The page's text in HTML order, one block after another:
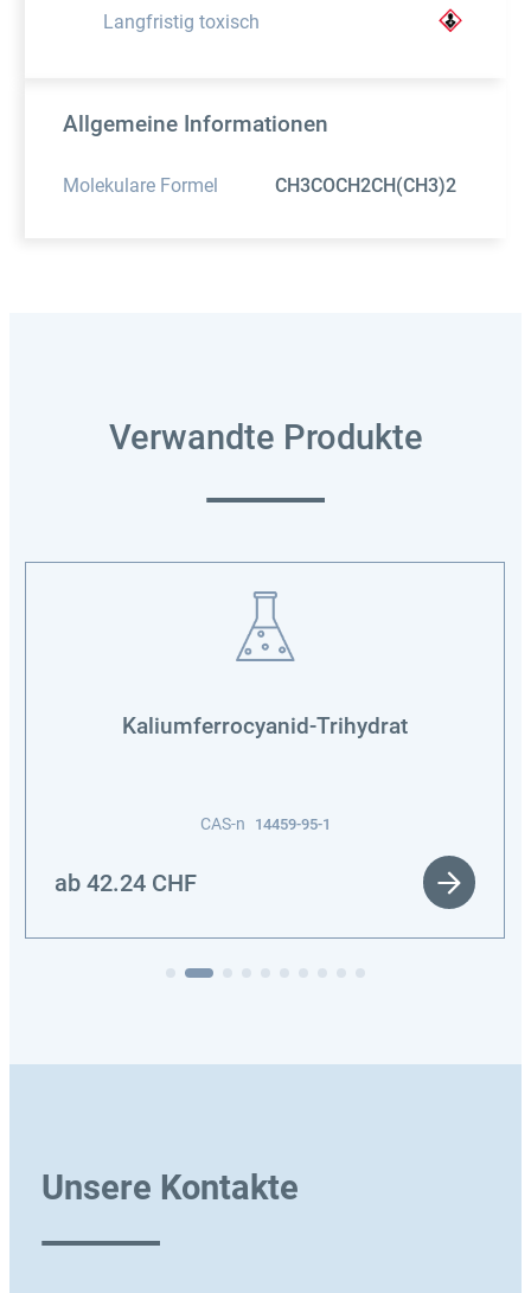
Langfristig toxisch
Allgemeine Informationen
Molekulare Formel CH3COCH2CH(CH3)2
Verwandte Produkte
Kaliumferrocyanid-Trihydrat
CAS-n 14459-95-1
ab42.24 CHF
Unsere Kontakte